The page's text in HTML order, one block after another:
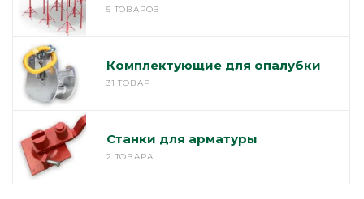
5 ТОВАРОВ
Комплектующие для опалубки
31 ТОВАР
Станки для арматуры
2 ТОВАРА